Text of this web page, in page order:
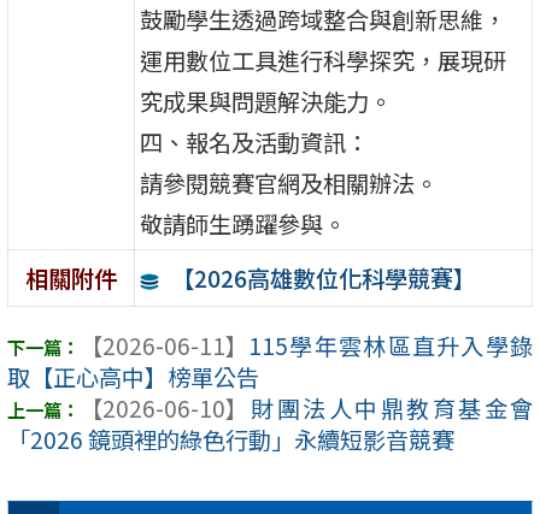
鼓勵學生透過跨域整合與創新思維，
運用數位工具進行科學探究，展現研
究成果與問題解決能力。
四、報名及活動資訊：
請參閱競賽官網及相關辦法。
敬請師生踴躍參與。
相關附件
【2026高雄數位化科學競賽】
【2026-06-11】 115學年雲林區直升入學錄
取【正心高中】榜單公告
【2026-06-10】 財團法人中鼎教育基金會
「2026 鏡頭裡的綠色行動」永續短影音競賽